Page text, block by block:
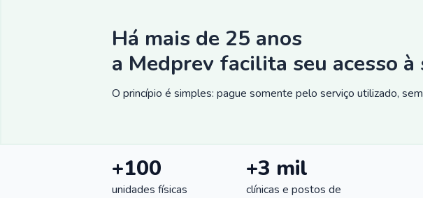
Há mais de 25 anos
a Medprev facilita seu acesso à
O princípio é simples: pague somente pelo serviço utilizado,
+100
unidades físicas
+3 mil
clínicas e postos de